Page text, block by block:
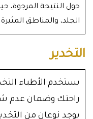
حول النتيجة المرجوة،
الجلد، والمناطق
التخدير
يستخدم الأطباء
راحتك وضمان عدم
يوجد نوعان من